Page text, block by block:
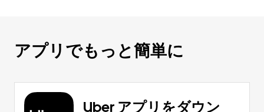
アプリでもっと簡単に
Uber アプリをダウン